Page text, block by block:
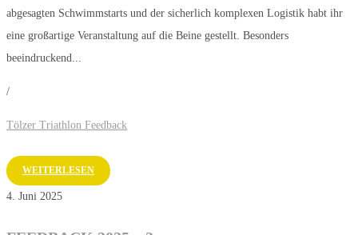
abgesagten Schwimmstarts und der sicherlich komplexen Logistik habt ihr
eine großartige Veranstaltung auf die Beine gestellt. Besonders
beeindruckend...
/
Tölzer Triathlon Feedback
WEITERLESEN
4. Juni 2025